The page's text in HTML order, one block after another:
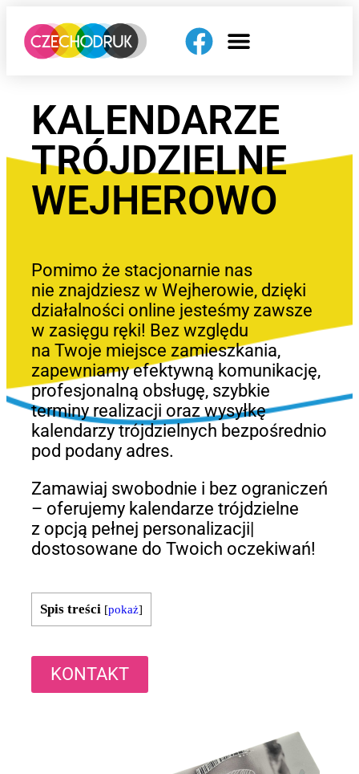
KALENDARZE
TRÓJDZIELNE
WEJHEROWO
Pomimo że stacjonarnie nas
nie znajdziesz w Wejherowie, dzięki
działalności online jesteśmy zawsze
w zasięgu ręki! Bez względu
na Twoje miejsce zamieszkania,
zapewniamy efektywną komunikację,
profesjonalną obsługę, szybkie
terminy realizacji oraz wysyłkę
kalendarzy trójdzielnych bezpośrednio
pod podany adres.
Zamawiaj swobodnie i bez ograniczeń
– oferujemy kalendarze trójdzielne
z opcją pełnej personalizacji|
dostosowane do Twoich oczekiwań!
Spis treści [pokaż]
KONTAKT